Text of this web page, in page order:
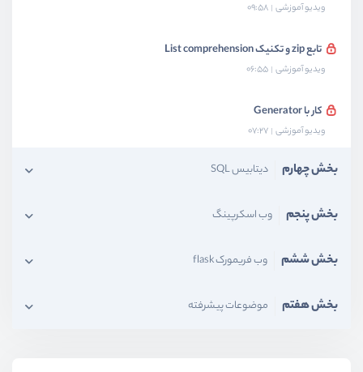
ویدیو آموزشی 09:58
تابع zip و تکنیک List comprehension
ویدیو آموزشی 06:55
کار با Generator
ویدیو آموزشی 07:27
بخش چهارم دیتابیس SQL
بخش پنجم وب اسکرپینگ
بخش ششم وب فریمورک flask
بخش هفتم موضوعات پیشرفته